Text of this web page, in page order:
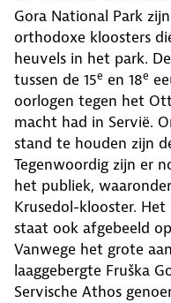
Gora National Park
orthodoxe kloosters
heuvels in het park.
tussen de 15e en 18e
oorlogen tegen het
macht had in Servië.
stand te houden zijn
Tegenwoordig zijn er
het publiek,
Krusedol-klooster.
staat ook afgebeeld
Vanwege het grote
laaggebergte Fruška
Servische Athos